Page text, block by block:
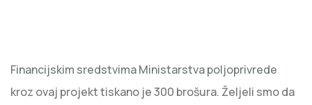
Financijskim sredstvima Ministarstva poljoprivrede
kroz ovaj projekt tiskano je 300 brošura. Željeli smo da